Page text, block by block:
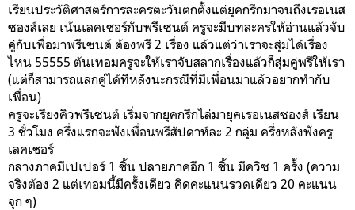
เรียนประวัติศาสตร์การละครตะวันตกตั้งแต่ยุคกรีกมาจนถึงเรอเนส
ซองส์เลย เน้นเลคเชอร์กับพรีเซนต์ ครูจะมีบทละครให้อ่านแล้วจับ
คู่กับเพื่อมาพรีเซนต์ ต้องพรี 2 เรื่อง แล้วแต่ว่าเราจะสุ่มได้เรื่อง
ไหน 55555 ต้นเทอมครูจะให้เราจับสลากเรื่องแล้วก็สุ่มคู่พรีให้เรา
(แต่ก็สามารถแลกคู่ได้ทีหลังนะกรณีที่มีเพื่อนมาแล้วอยากทำกับ
เพื่อน)
ครูจะเรียงคิวพรีเซนต์ เริ่มจากยุคกรีกไล่มายุคเรอเนสซองส์ เรียน
3 ชั่วโมง ครึ่งแรกจะฟังเพื่อนพรีสัปดาห์ละ 2 กลุ่ม ครึ่งหลังฟังครู
เลคเชอร์
กลางภาคมีเปเปอร์ 1 ชิ้น ปลายภาคอีก 1 ชิ้น มีควิซ 1 ครั้ง (ความ
จริงต้อง 2 แต่เทอมนี้มีครั้งเดียว คิดคะแนนรวดเดียว 20 คะแนน
จุก ๆ)